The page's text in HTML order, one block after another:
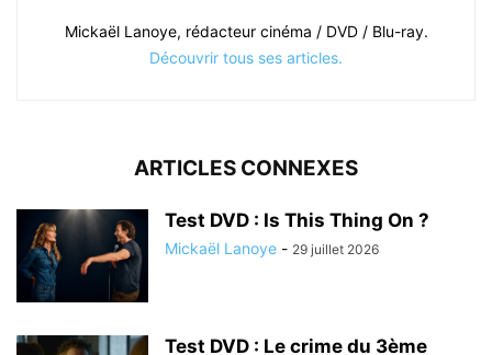
Mickaël Lanoye, rédacteur cinéma / DVD / Blu-ray.
Découvrir tous ses articles.
ARTICLES CONNEXES
Test DVD : Is This Thing On ?
Mickaël Lanoye - 29 juillet 2026
Test DVD : Le crime du 3ème